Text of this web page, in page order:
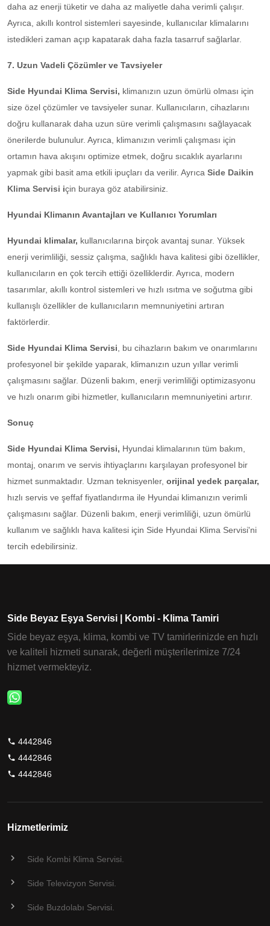
daha az enerji tüketir ve daha az maliyetle daha verimli çalışır.
Ayrıca, akıllı kontrol sistemleri sayesinde, kullanıcılar klimalarını
istedikleri zaman açıp kapatarak daha fazla tasarruf sağlarlar.
7. Uzun Vadeli Çözümler ve Tavsiyeler
Side Hyundai Klima Servisi, klimanızın uzun ömürlü olması için
size özel çözümler ve tavsiyeler sunar. Kullanıcıların, cihazlarını
doğru kullanarak daha uzun süre verimli çalışmasını sağlayacak
önerilerde bulunulur. Ayrıca, klimanızın verimli çalışması için
ortamın hava akışını optimize etmek, doğru sıcaklık ayarlarını
yapmak gibi basit ama etkili ipuçları da verilir. Ayrıca Side Daikin
Klima Servisi için buraya göz atabilirsiniz.
Hyundai Klimanın Avantajları ve Kullanıcı Yorumları
Hyundai klimalar, kullanıcılarına birçok avantaj sunar. Yüksek
enerji verimliliği, sessiz çalışma, sağlıklı hava kalitesi gibi özellikler,
kullanıcıların en çok tercih ettiği özelliklerdir. Ayrıca, modern
tasarımlar, akıllı kontrol sistemleri ve hızlı ısıtma ve soğutma gibi
kullanışlı özellikler de kullanıcıların memnuniyetini artıran
faktörlerdir.
Side Hyundai Klima Servisi, bu cihazların bakım ve onarımlarını
profesyonel bir şekilde yaparak, klimanızın uzun yıllar verimli
çalışmasını sağlar. Düzenli bakım, enerji verimliliği optimizasyonu
ve hızlı onarım gibi hizmetler, kullanıcıların memnuniyetini artırır.
Sonuç
Side Hyundai Klima Servisi, Hyundai klimalarının tüm bakım,
montaj, onarım ve servis ihtiyaçlarını karşılayan profesyonel bir
hizmet sunmaktadır. Uzman teknisyenler, orijinal yedek parçalar,
hızlı servis ve şeffaf fiyatlandırma ile Hyundai klimanızın verimli
çalışmasını sağlar. Düzenli bakım, enerji verimliliği, uzun ömürlü
kullanım ve sağlıklı hava kalitesi için Side Hyundai Klima Servisi'ni
tercih edebilirsiniz.
Side Beyaz Eşya Servisi | Kombi - Klima Tamiri
Side beyaz eşya, klima, kombi ve TV tamirlerinizde en hızlı
ve kaliteli hizmeti sunarak, değerli müşterilerimize 7/24
hizmet vermekteyiz.
4442846
4442846
4442846
Hizmetlerimiz
Side Kombi Klima Servisi.
Side Televizyon Servisi.
Side Buzdolabı Servisi.